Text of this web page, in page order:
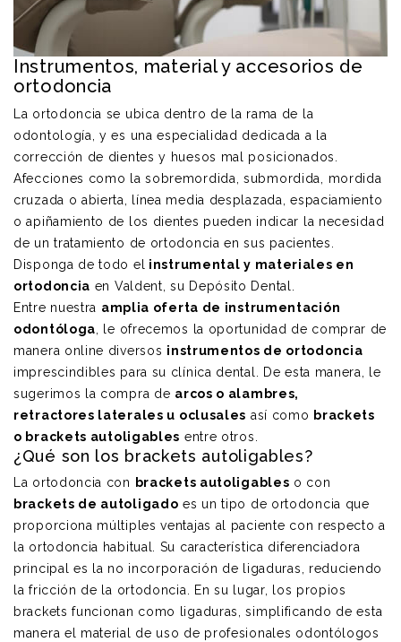
Instrumentos, material y accesorios de
ortodoncia
La ortodoncia se ubica dentro de la rama de la
odontología, y es una especialidad dedicada a la
corrección de dientes y huesos mal posicionados.
Afecciones como la sobremordida, submordida, mordida
cruzada o abierta, línea media desplazada, espaciamiento
o apiñamiento de los dientes pueden indicar la necesidad
de un tratamiento de ortodoncia en sus pacientes.
Disponga de todo el instrumental y materiales en
ortodoncia en Valdent, su Depósito Dental.
Entre nuestra amplia oferta de instrumentación
odontóloga, le ofrecemos la oportunidad de comprar de
manera online diversos instrumentos de ortodoncia
imprescindibles para su clínica dental. De esta manera, le
sugerimos la compra de arcos o alambres,
retractores laterales u oclusales así como brackets
o brackets autoligables entre otros.
¿Qué son los brackets autoligables?
La ortodoncia con brackets autoligables o con
brackets de autoligado es un tipo de ortodoncia que
proporciona múltiples ventajas al paciente con respecto a
la ortodoncia habitual. Su característica diferenciadora
principal es la no incorporación de ligaduras, reduciendo
la fricción de la ortodoncia. En su lugar, los propios
brackets funcionan como ligaduras, simplificando de esta
manera el material de uso de profesionales odontólogos